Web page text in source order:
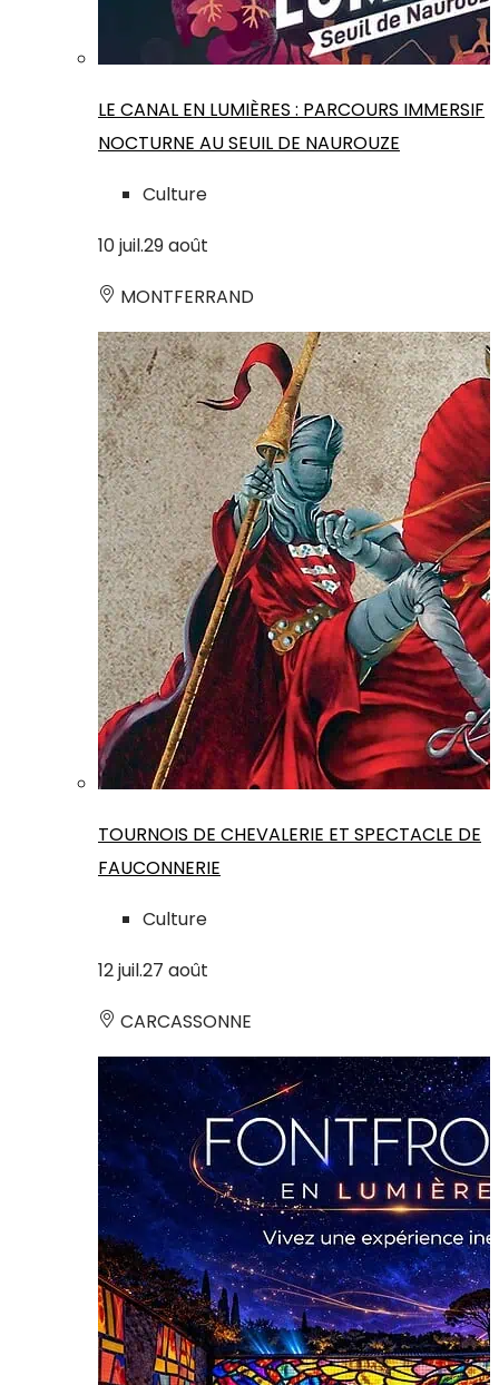
LE CANAL EN LUMIÈRES : PARCOURS IMMERSIF
NOCTURNE AU SEUIL DE NAUROUZE
Culture
10juil.29août
MONTFERRAND
TOURNOIS DE CHEVALERIE ET SPECTACLE DE
FAUCONNERIE
Culture
12juil.27 août
CARCASSONNE